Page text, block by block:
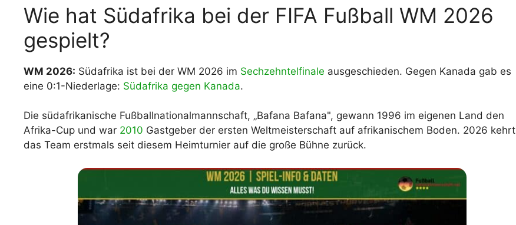
Wie hat Südafrika bei der FIFA Fußball WM 2026
gespielt?
WM 2026: Südafrika ist bei der WM 2026 im Sechzehntelfinale ausgeschieden. Gegen Kanada gab es
eine 0:1-Niederlage: Südafrika gegen Kanada.
Die südafrikanische Fußballnationalmannschaft, „Bafana Bafana", gewann 1996 im eigenen Land den
Afrika-Cup und war 2010 Gastgeber der ersten Weltmeisterschaft auf afrikanischem Boden. 2026 kehrt
das Team erstmals seit diesem Heimturnier auf die große Bühne zurück.